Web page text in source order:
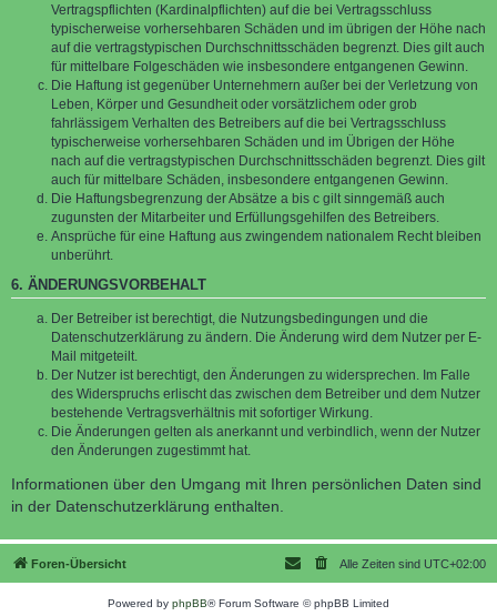
Vertragspflichten (Kardinalpflichten) auf die bei Vertragsschluss
typischerweise vorhersehbaren Schäden und im übrigen der Höhe nach
auf die vertragstypischen Durchschnittsschäden begrenzt. Dies gilt auch
für mittelbare Folgeschäden wie insbesondere entgangenen Gewinn.
Die Haftung ist gegenüber Unternehmern außer bei der Verletzung von
Leben, Körper und Gesundheit oder vorsätzlichem oder grob
fahrlässigem Verhalten des Betreibers auf die bei Vertragsschluss
typischerweise vorhersehbaren Schäden und im Übrigen der Höhe
nach auf die vertragstypischen Durchschnittsschäden begrenzt. Dies gilt
auch für mittelbare Schäden, insbesondere entgangenen Gewinn.
Die Haftungsbegrenzung der Absätze a bis c gilt sinngemäß auch
zugunsten der Mitarbeiter und Erfüllungsgehilfen des Betreibers.
Ansprüche für eine Haftung aus zwingendem nationalem Recht bleiben
unberührt.
6. ÄNDERUNGSVORBEHALT
Der Betreiber ist berechtigt, die Nutzungsbedingungen und die
Datenschutzerklärung zu ändern. Die Änderung wird dem Nutzer per E-
Mail mitgeteilt.
Der Nutzer ist berechtigt, den Änderungen zu widersprechen. Im Falle
des Widerspruchs erlischt das zwischen dem Betreiber und dem Nutzer
bestehende Vertragsverhältnis mit sofortiger Wirkung.
Die Änderungen gelten als anerkannt und verbindlich, wenn der Nutzer
den Änderungen zugestimmt hat.
Informationen über den Umgang mit Ihren persönlichen Daten sind
in der Datenschutzerklärung enthalten.
Foren-Übersicht Alle Zeiten sind UTC+02:00
Powered by phpBB® Forum Software © phpBB Limited